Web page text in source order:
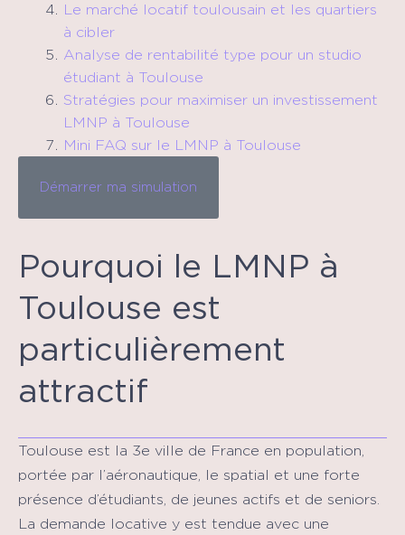
Le marché locatif toulousain et les quartiers
à cibler
Analyse de rentabilité type pour un studio
étudiant à Toulouse
Stratégies pour maximiser un investissement
LMNP à Toulouse
Mini FAQ sur le LMNP à Toulouse
Démarrer ma simulation
Pourquoi le LMNP à
Toulouse est
particulièrement
attractif
Toulouse est la 3e ville de France en population,
portée par l’aéronautique, le spatial et une forte
présence d’étudiants, de jeunes actifs et de seniors.
La demande locative y est tendue avec une